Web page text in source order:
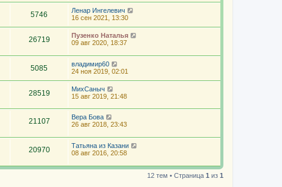
5746
Ленар Ингелевич
16 сен 2021, 13:30
26719
Пузенко Наталья
09 авг 2020, 18:37
5085
владимир60
24 ноя 2019, 02:01
28519
МихСаныч
15 авг 2019, 21:48
21107
Вера Бова
26 авг 2018, 23:43
20970
Татьяна из Казани
08 авг 2016, 20:58
12 тем • Страница 1 из 1